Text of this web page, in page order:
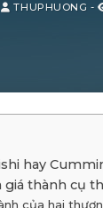
THUPHUONG -
hay
giá thành cụ
của hai